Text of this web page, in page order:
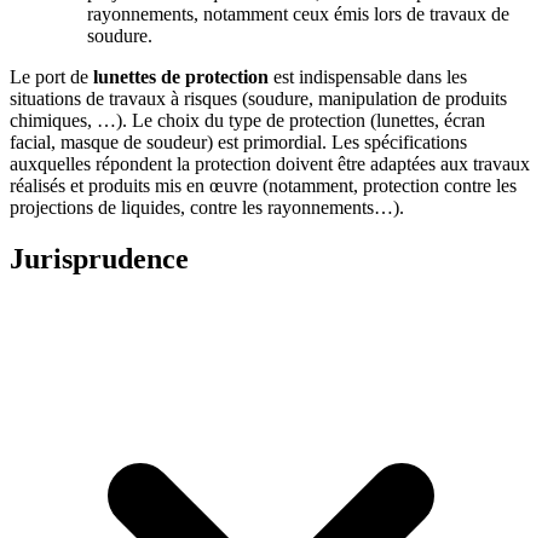
rayonnements, notamment ceux émis lors de travaux de
soudure.
Le port de lunettes de protection est indispensable dans les
situations de travaux à risques (soudure, manipulation de produits
chimiques, …). Le choix du type de protection (lunettes, écran
facial, masque de soudeur) est primordial. Les spécifications
auxquelles répondent la protection doivent être adaptées aux travaux
réalisés et produits mis en œuvre (notamment, protection contre les
projections de liquides, contre les rayonnements…).
Jurisprudence